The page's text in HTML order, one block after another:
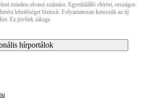
minden olvasó számára. Egyedülálló elérést, országos
lehetőséget biztosít. Folyamatosan keressük az új
Ez jövőnk záloga.
hírportálok